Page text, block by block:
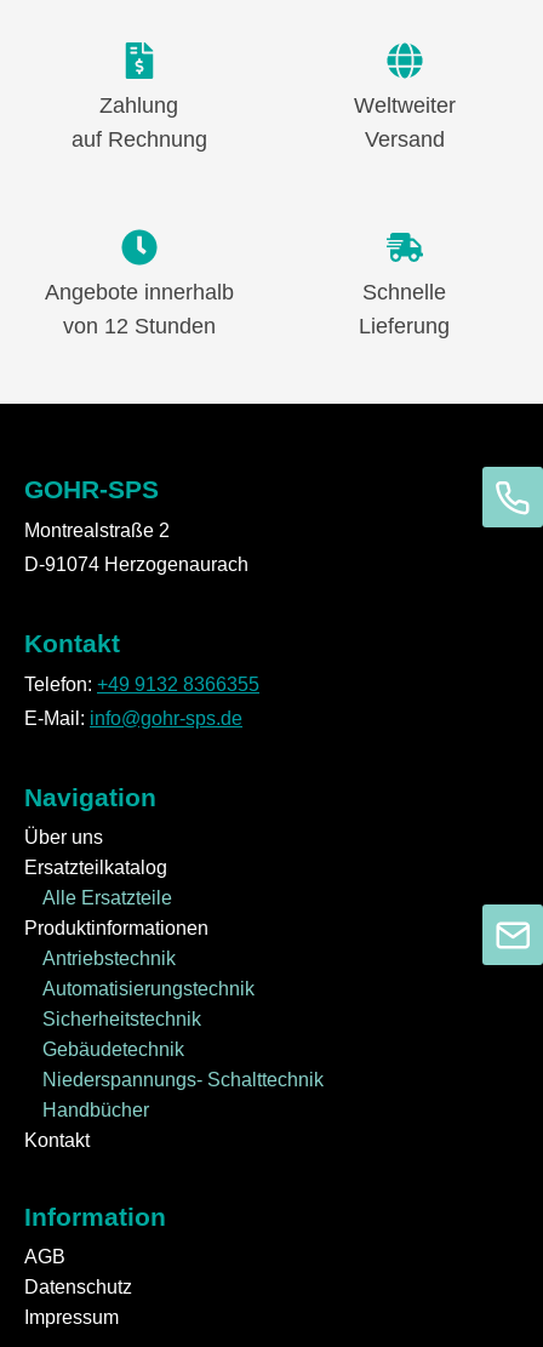
Zahlung
auf Rechnung
Weltweiter
Versand
Angebote innerhalb
von 12 Stunden
Schnelle
Lieferung
GOHR-SPS
Montrealstraße 2
D-91074 Herzogenaurach
Kontakt
Telefon: +49 9132 8366355
E-Mail: info@gohr-sps.de
Navigation
Über uns
Ersatzteilkatalog
Alle Ersatzteile
Produktinformationen
Antriebstechnik
Automatisierungstechnik
Sicherheitstechnik
Gebäudetechnik
Niederspannungs- Schalttechnik
Handbücher
Kontakt
Information
AGB
Datenschutz
Impressum